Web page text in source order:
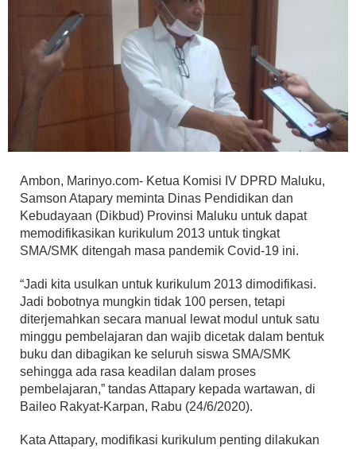
Ambon, Marinyo.com- Ketua Komisi IV DPRD Maluku,
Samson Atapary meminta Dinas Pendidikan dan
Kebudayaan (Dikbud) Provinsi Maluku untuk dapat
memodifikasikan kurikulum 2013 untuk tingkat
SMA/SMK ditengah masa pandemik Covid-19 ini.
“Jadi kita usulkan untuk kurikulum 2013 dimodifikasi.
Jadi bobotnya mungkin tidak 100 persen, tetapi
diterjemahkan secara manual lewat modul untuk satu
minggu pembelajaran dan wajib dicetak dalam bentuk
buku dan dibagikan ke seluruh siswa SMA/SMK
sehingga ada rasa keadilan dalam proses
pembelajaran,” tandas Attapary kepada wartawan, di
Baileo Rakyat-Karpan, Rabu (24/6/2020).
Kata Attapary, modifikasi kurikulum penting dilakukan